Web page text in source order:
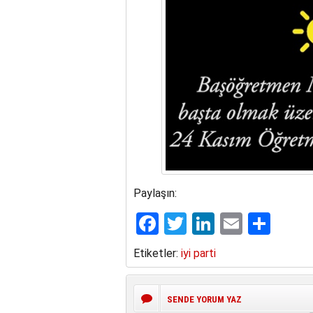
Paylaşın:
Facebook
Twitter
LinkedIn
Email
Etiketler: iyi parti
SENDE YORUM YAZ